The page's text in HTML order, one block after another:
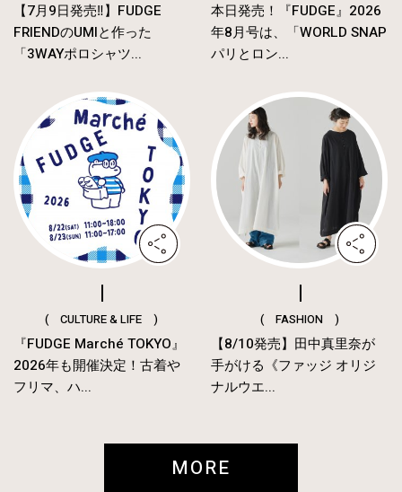
【7月9日発売‼︎】FUDGE
FRIENDのUMIと作った
「3WAYポロシャツ...
本日発売！『FUDGE』2026
年8月号は、「WORLD SNAP
パリとロン...
( CULTURE & LIFE )
『FUDGE Marché TOKYO』
2026年も開催決定！古着や
フリマ、ハ...
( FASHION )
【8/10発売】田中真里奈が
手がける《ファッジ オリジ
ナルウエ...
MORE